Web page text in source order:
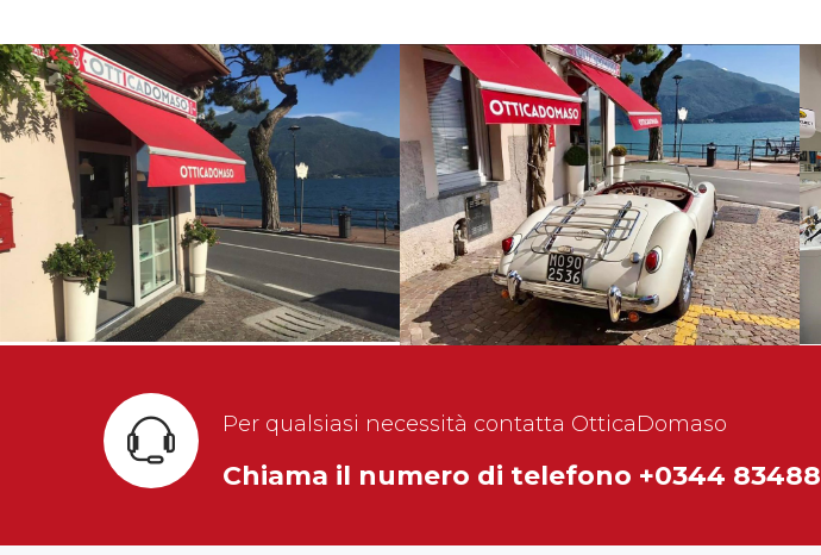
Per qualsiasi necessità contatta OtticaDomaso
Chiama il numero di telefono +0344 83488